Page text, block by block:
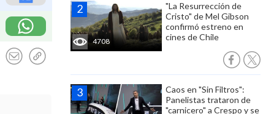
4708
"La Resurrección de
Cristo" de Mel Gibson
confirmó estreno en
cines de Chile
Caos en "Sin Filtros":
Panelistas trataron de
"carnicero" a Crespo y se